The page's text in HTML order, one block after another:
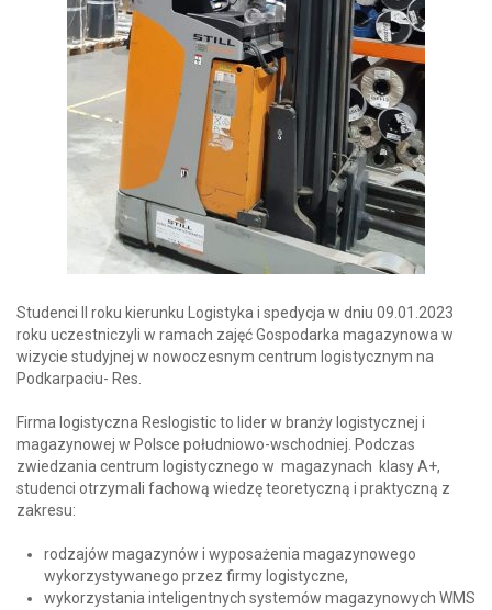
Studenci II roku kierunku Logistyka i spedycja w dniu 09.01.2023
roku uczestniczyli w ramach zajęć Gospodarka magazynowa w
wizycie studyjnej w nowoczesnym centrum logistycznym na
Podkarpaciu- Res.
Firma logistyczna Reslogistic to lider w branży logistycznej i
magazynowej w Polsce południowo-wschodniej. Podczas
zwiedzania centrum logistycznego w magazynach klasy A+,
studenci otrzymali fachową wiedzę teoretyczną i praktyczną z
zakresu:
rodzajów magazynów i wyposażenia magazynowego
wykorzystywanego przez firmy logistyczne,
wykorzystania inteligentnych systemów magazynowych WMS